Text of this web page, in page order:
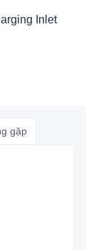
Charging Inlet
gặp